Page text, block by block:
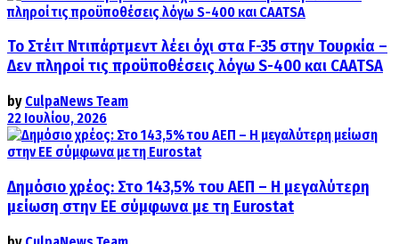
Το Στέιτ Ντιπάρτμεντ λέει όχι στα F-35 στην Τουρκία –
Δεν πληροί τις προϋποθέσεις λόγω S-400 και CAATSA
by CulpaNews Team
22 Ιουλίου, 2026
Δημόσιο χρέος: Στο 143,5% του ΑΕΠ – Η μεγαλύτερη
μείωση στην ΕΕ σύμφωνα με τη Eurostat